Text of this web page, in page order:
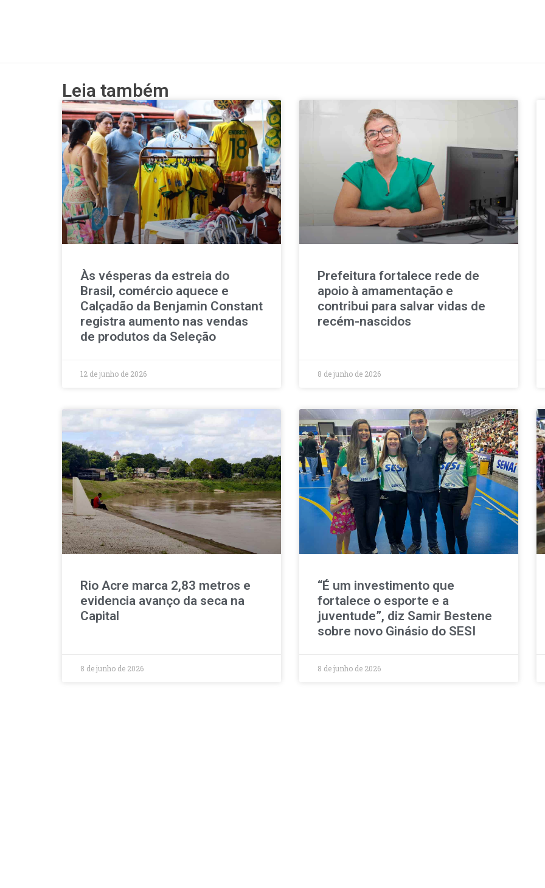
Leia também
Às vésperas da estreia do
Brasil, comércio aquece e
Calçadão da Benjamin Constant
registra aumento nas vendas
de produtos da Seleção
12 de junho de 2026
Prefeitura fortalece rede de
apoio à amamentação e
contribui para salvar vidas de
recém-nascidos
8 de junho de 2026
Rio Acre marca 2,83 metros e
evidencia avanço da seca na
Capital
8 de junho de 2026
“É um investimento que
fortalece o esporte e a
juventude”, diz Samir Bestene
sobre novo Ginásio do SESI
8 de junho de 2026